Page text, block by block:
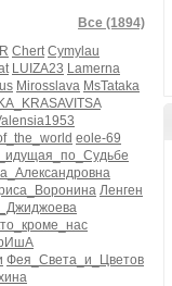
Все (1894)
Chert Cymylau
LUIZA23 Lamerna
Mirosslava MsTataka
eole-69
Ленген
Фея_Света_и_Цветов